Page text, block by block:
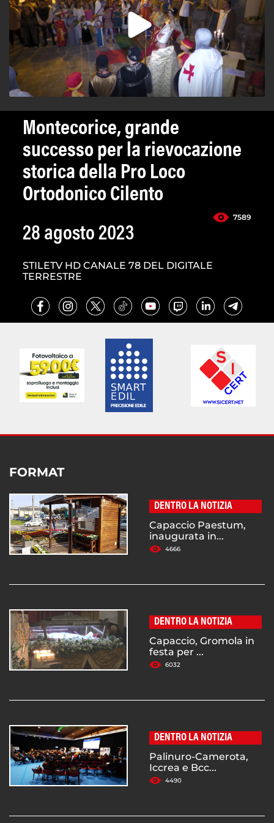
Montecorice, grande
successo per la rievocazione
storica della Pro Loco
Ortodonico Cilento
7589
28 agosto 2023
STILETV HD CANALE 78 DEL DIGITALE
TERRESTRE
FORMAT
DENTRO LA NOTIZIA
Capaccio Paestum,
inaugurata in...
4666
DENTRO LA NOTIZIA
Capaccio, Gromola in
festa per ...
6032
DENTRO LA NOTIZIA
Palinuro-Camerota,
Iccrea e Bcc...
4490